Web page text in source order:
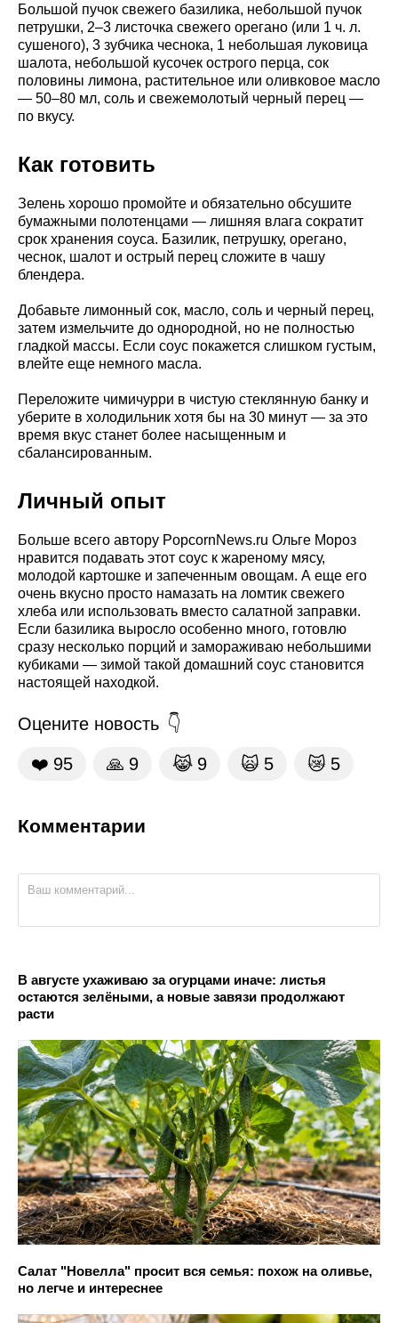
Большой пучок свежего базилика, небольшой пучок
петрушки, 2–3 листочка свежего орегано (или 1 ч. л.
сушеного), 3 зубчика чеснока, 1 небольшая луковица
шалота, небольшой кусочек острого перца, сок
половины лимона, растительное или оливковое масло
— 50–80 мл, соль и свежемолотый черный перец —
по вкусу.
Как готовить
Зелень хорошо промойте и обязательно обсушите
бумажными полотенцами — лишняя влага сократит
срок хранения соуса. Базилик, петрушку, орегано,
чеснок, шалот и острый перец сложите в чашу
блендера.
Добавьте лимонный сок, масло, соль и черный перец,
затем измельчите до однородной, но не полностью
гладкой массы. Если соус покажется слишком густым,
влейте еще немного масла.
Переложите чимичурри в чистую стеклянную банку и
уберите в холодильник хотя бы на 30 минут — за это
время вкус станет более насыщенным и
сбалансированным.
Личный опыт
Больше всего автору PopcornNews.ru Ольге Мороз
нравится подавать этот соус к жареному мясу,
молодой картошке и запеченным овощам. А еще его
очень вкусно просто намазать на ломтик свежего
хлеба или использовать вместо салатной заправки.
Если базилика выросло особенно много, готовлю
сразу несколько порций и замораживаю небольшими
кубиками — зимой такой домашний соус становится
настоящей находкой.
Оцените новость
❤️ 95 🙏 9 😹 9 🙀 5 😿 5
Комментарии
В августе ухаживаю за огурцами иначе: листья
остаются зелёными, а новые завязи продолжают
расти
Салат "Новелла" просит вся семья: похож на оливье,
но легче и интереснее